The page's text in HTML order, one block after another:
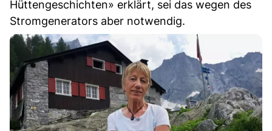
Hüttengeschichten» erklärt, sei das wegen des
Stromgenerators aber notwendig.